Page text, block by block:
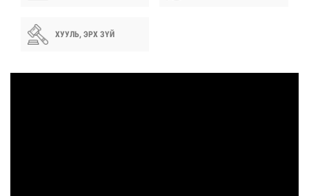
ХУУЛЬ, ЭРХ ЗҮЙ